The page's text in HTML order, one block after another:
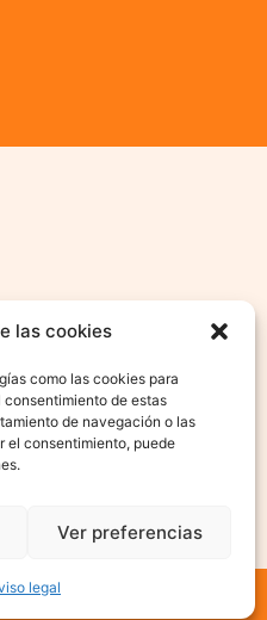
las cookies
como las cookies para
de estas
de navegación o las
el consentimiento, puede
Ver preferencias
legal
© FAIM